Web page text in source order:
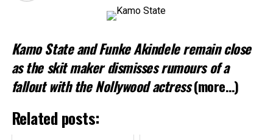
Kamo State and Funke Akindele remain close
as the skit maker dismisses rumours of a
fallout with the Nollywood actress(more…)
Related posts: